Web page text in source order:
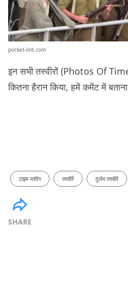
pocket-lint.com
इन सभी तस्वीरों (Photos Of
कितना हैरान किया, हमें कमेंट में
टाइम मशीन तस्वीरें दुर्लभ तस्वीरें
SHARE